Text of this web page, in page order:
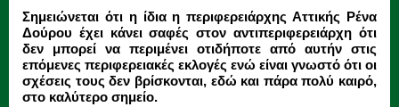
Σημειώνεται ότι η ίδια η περιφερειάρχης Αττικής Ρένα
Δούρου έχει κάνει σαφές στον αντιπεριφερειάρχη ότι
δεν μπορεί να περιμένει οτιδήποτε από αυτήν στις
επόμενες περιφερειακές εκλογές ενώ είναι γνωστό ότι οι
σχέσεις τους δεν βρίσκονται, εδώ και πάρα πολύ καιρό,
στο καλύτερο σημείο.